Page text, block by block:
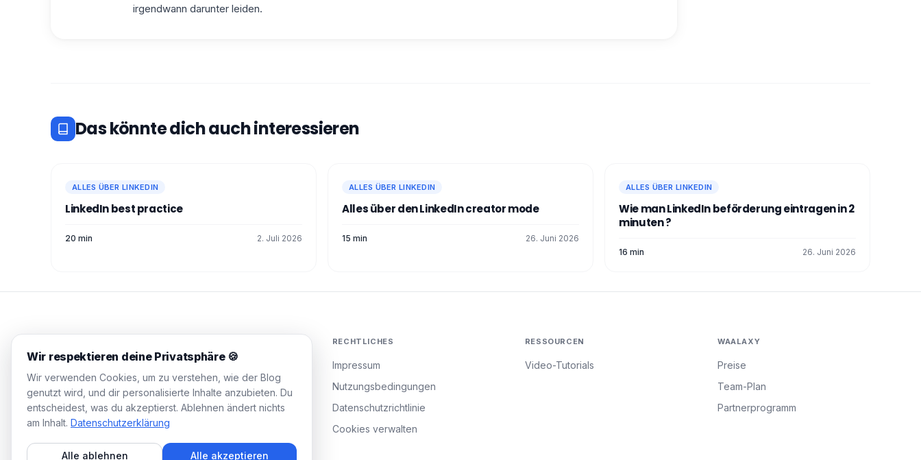
irgendwann darunter leiden.
Das könnte dich auch interessieren
ALLES ÜBER LINKEDIN
LinkedIn best practice
20 min 2. Juli 2026
ALLES ÜBER LINKEDIN
Alles über den LinkedIn creator mode
15 min 26. Juni 2026
ALLES ÜBER LINKEDIN
Wie man LinkedIn beförderung eintragen in 2
minuten ?
16 min 26. Juni 2026
Strategien, null Konzern-Jargon.
Fülle deine Pipeline in 10 Minuten
pro Tag.
© 2026 Waalaxy. Alle Rechte vorbehalten.
RECHTLICHES
Impressum
Nutzungsbedingungen
Datenschutzrichtlinie
Cookies verwalten
RESSOURCEN
Video-Tutorials
WAALAXY
Preise
Team-Plan
Partnerprogramm
Wir respektieren deine Privatsphäre 🍪
Wir verwenden Cookies, um zu verstehen, wie der Blog
genutzt wird, und dir personalisierte Inhalte anzubieten. Du
entscheidest, was du akzeptierst. Ablehnen ändert nichts
am Inhalt. Datenschutzerklärung
Alle ablehnen Alle akzeptieren